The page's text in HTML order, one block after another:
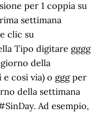
per 1 coppia su
settimana
clic su
Tipo digitare gggg
della
così via) o ggg per
della settimana
Ad esempio,